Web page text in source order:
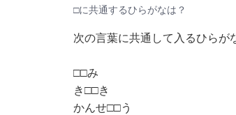
□に共通するひらがなは？
次の言葉に共通して入るひらが
□□み
き□□き
かんせ□□う